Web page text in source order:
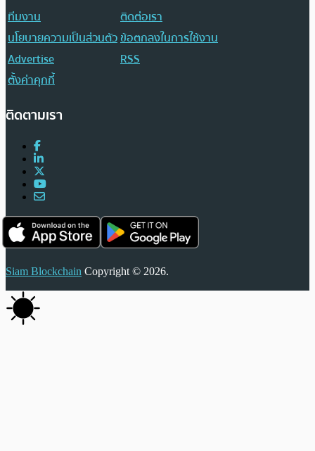
ทีมงาน
ติดต่อเรา
นโยบายความเป็นส่วนตัวข้อตกลงในการใช้งาน
Advertise
RSS
ตั้งค่าคุกกี้
ติดตามเรา
Siam Blockchain Copyright © 2026.